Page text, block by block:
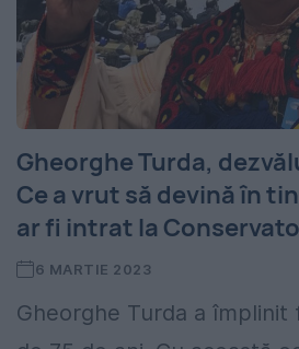
Gheorghe Turda,
Ce a vrut să devină în
ar fi intrat la
6 MARTIE 2023
Gheorghe Turda a împlinit